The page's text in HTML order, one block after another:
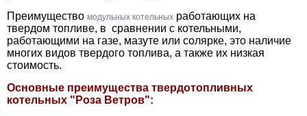
Преимущество модульных котельных работающих на
твердом топливе, в сравнении с котельными,
работающими на газе, мазуте или солярке, это наличие
многих видов твердого топлива, а также их низкая
стоимость.
Основные преимущества твердотопливных
котельных "Роза Ветров":